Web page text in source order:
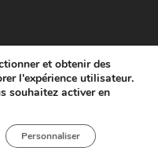
© www.tco.re -2026.
Mentions légales
et obtenir des
l'expérience utilisateur.
souhaitez activer en
Personnaliser